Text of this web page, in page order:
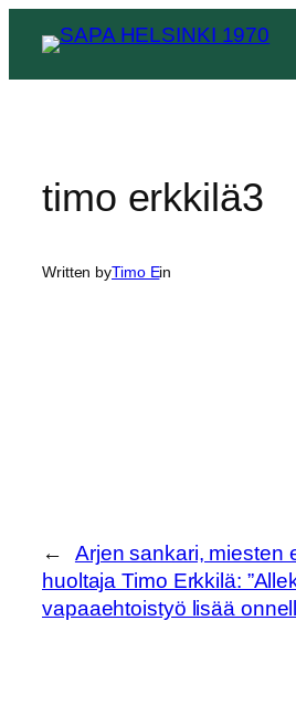
sisältöön
timo erkkilä3
Written byTimo Ein
←
Arjen sankari, miesten
huoltaja Timo Erkkilä:
vapaaehtoistyö lisää